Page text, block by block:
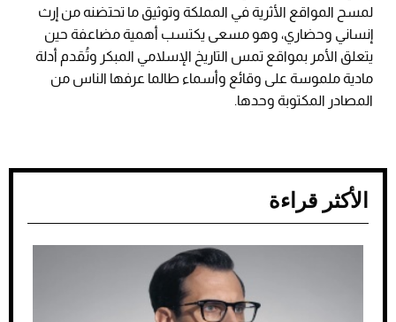
لمسح المواقع الأثرية في المملكة وتوثيق ما تحتضنه من إرث
إنساني وحضاري، وهو مسعى يكتسب أهمية مضاعفة حين
يتعلق الأمر بمواقع تمس التاريخ الإسلامي المبكر وتُقدم أدلة
مادية ملموسة على وقائع وأسماء طالما عرفها الناس من
المصادر المكتوبة وحدها.
الأكثر قراءة